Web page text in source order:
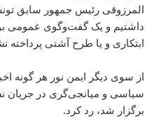
المرزوقی رئیس جمهور سابق
داشتیم و یک گفت‌وگوی عمومی
ابتکاری و یا طرح آشتی پرداخته
از سوی دیگر ایمن نور هر گونه
سیاسی و میانجی‌گری در جریان
برگزار شد، رد کرد.